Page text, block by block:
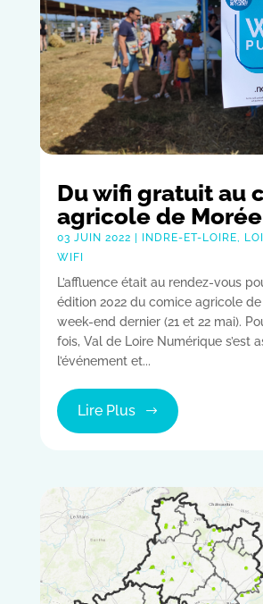
Du wifi gratuit au
agricole de Morée
03 JUIN 2022 INDRE-ET-LOIRE,
WIFI
L’affluence était au rendez-vous
édition 2022 du comice agricole
week-end dernier (21 et 22 mai).
fois, Val de Loire Numérique s’est
l’événement et...
Lire Plus